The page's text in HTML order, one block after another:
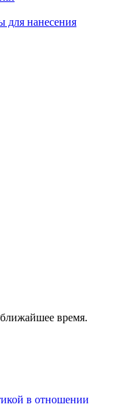
для нанесения
время.
в отношении